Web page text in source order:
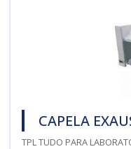
CAPELA
TPL TUDO PARA